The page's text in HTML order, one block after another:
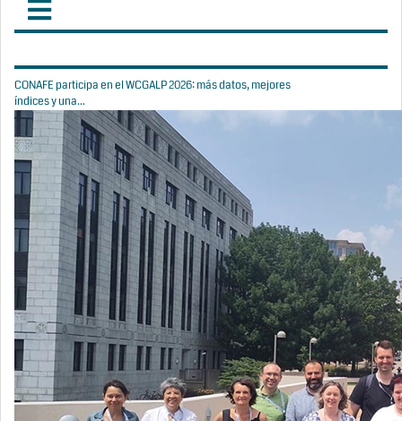
CONAFE participa en el WCGALP 2026: más datos, mejores
índices y una...